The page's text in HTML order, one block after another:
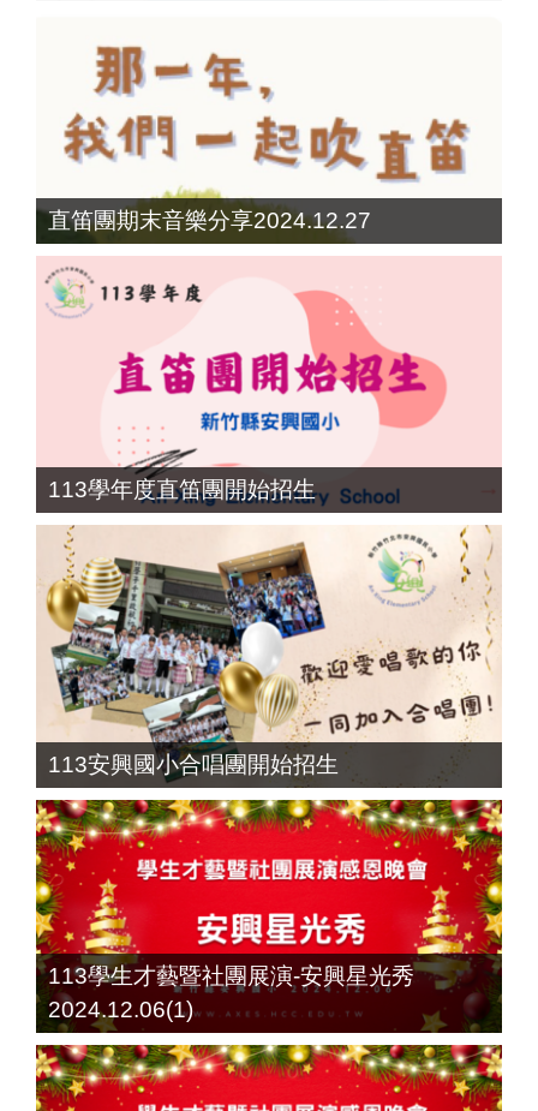
直笛團期末音樂分享2024.12.27
113學年度直笛團開始招生
113安興國小合唱團開始招生
113學生才藝暨社團展演-安興星光秀
2024.12.06(1)